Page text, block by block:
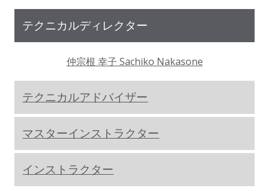
テクニカルディレクター
仲宗根 幸子 Sachiko Nakasone
テクニカルアドバイザー
マスターインストラクター
インストラクター